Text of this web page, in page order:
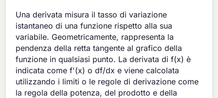
Una derivata misura il tasso di variazione
istantaneo di una funzione rispetto alla sua
variabile. Geometricamente, rappresenta la
pendenza della retta tangente al grafico della
funzione in qualsiasi punto. La derivata di f(x) è
indicata come f'(x) o df/dx e viene calcolata
utilizzando i limiti o le regole di derivazione come
la regola della potenza, del prodotto e della